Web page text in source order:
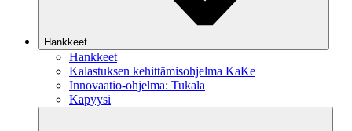
Hankkeet
Hankkeet
Kalastuksen kehittämisohjelma KaKe
Innovaatio-ohjelma: Tukala
Kapyysi